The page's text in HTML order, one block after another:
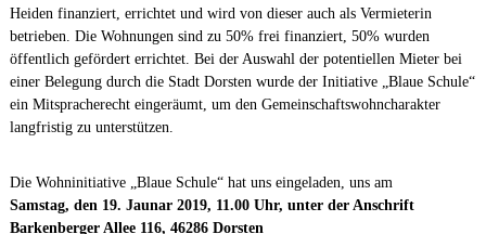
Heiden finanziert, errichtet und wird von dieser auch als Vermieterin
betrieben. Die Wohnungen sind zu 50% frei finanziert, 50% wurden
öffentlich gefördert errichtet. Bei der Auswahl der potentiellen Mieter bei
einer Belegung durch die Stadt Dorsten wurde der Initiative „Blaue Schule“
ein Mitspracherecht eingeräumt, um den Gemeinschaftswohncharakter
langfristig zu unterstützen.
Die Wohninitiative „Blaue Schule“ hat uns eingeladen, uns am
Samstag, den 19. Jaunar 2019, 11.00 Uhr, unter der Anschrift
Barkenberger Allee 116, 46286 Dorsten